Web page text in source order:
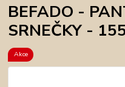
BEFADO -
SRNEČKY -
Akce